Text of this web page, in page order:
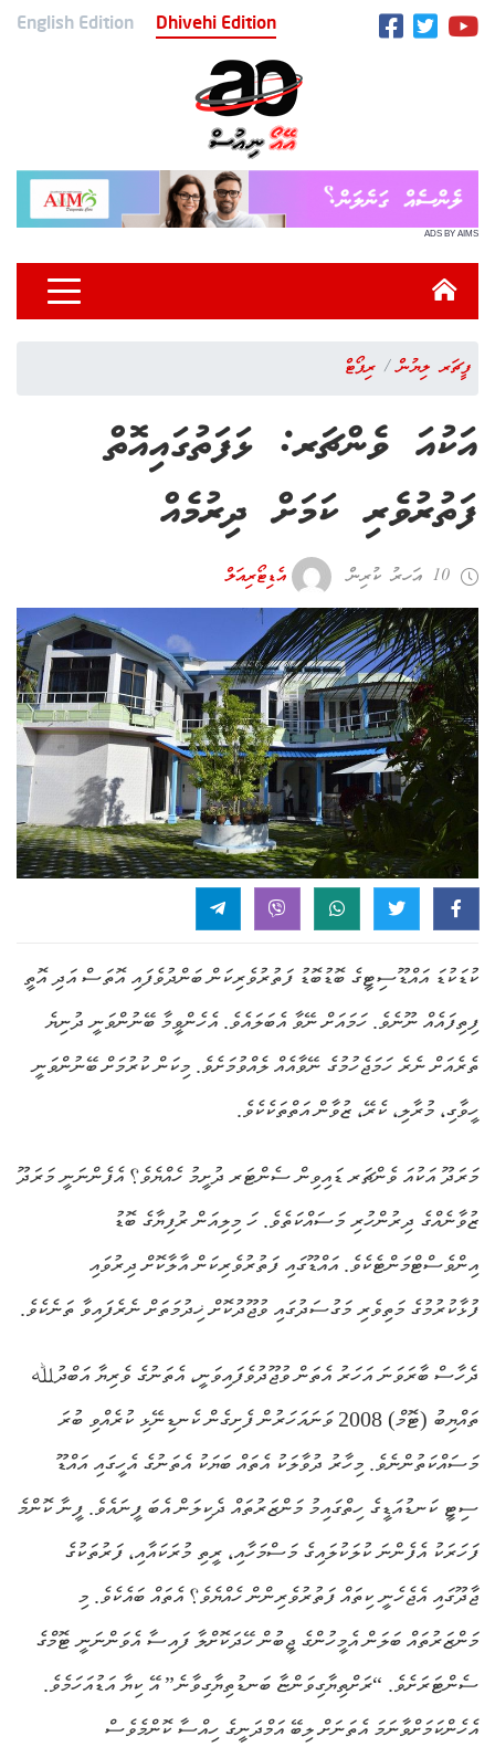
English Edition Dhivehi Edition
ADS BY AIMS
ފީޗަރ ލިޔުން ރިޕޯޓް
އަކުއަ ވެންޗަރ: ޅަފަތުގައިއޮތް
ފަތުރުވެރި ކަމަށް ދިރުމެއް
10 އަހރު ކުރިން އެޑިޓޯރިއަލް
ކުޑަކުޑަ އައްޑޫސިޓީގެ ބޮޑުބޮޑު ފަތުރުވެރިކަން ބަންދުވެފައި އޮތަސް އަދި އޮތީ
ފިތިފައެއް ނޫނެވެ. ހަމައަށް ނޭވާ އެބަލައެވެ. އެހެންވީމާ ބޭނުންވަނީ ދުނިޔެ
ތެރެއަށް ނެރެ ހަމަޖެހުމުގެ ނޭވާއެއް ލެއްވުމަށެވެ. މިކަން ކުރުމަށް ބޭނުންވަނީ
ހީވާގި، މުރާލި، ކެރޭ، ޒުވާން އަތްތަކެކެވެ.
މަރަދޫ އަކުއަ ވެންޗަރ ޑައިވިން ސެންޓަރ ދުށީމު ހެއްޔެވެ؟ އެފެންނަނީ މަރަދޫ
ޒުވާނެއްގެ ދިރުންހުރި މަސައްކަތެވެ. ހަ މިލިއަން ރުފިޔާގެ ބޮޑު
އިންވެސްޓްމަންޓެކެވެ. އައްޑޫގައި ފަތުރުވެރިކަން އާލާކޮށް ދިރުވައި
ފުޅާކުރުމުގެ މަތިވެރި މަގުސަދުގައި ވުޖޫދުކޮށް ޚިދުމަތަށް ނެރެފައިވާ ތަނެކެވެ.
ދެހާސް ބާރަވަނަ އަހަރު އެތަން ވުޖޫދުވެފައިވަނީ، އެތަނުގެ ވެރިޔާ އަބްދުﷲ
ތައްޔިބު (ޓޮމް) 2008 ވަނައަހަރުން ފެށިގެން ކެނޑިނޭޅި ކުރެއްވި ބުރަ
މަސައްކަތުންނެވެ. މިހާރު ދުވާލަކު އެތައް ބަޔަކު އެތަނުގެ އެހީގައި އައްޑޫ
ސިޓީ ކަނޑުއަޑީގެ ހިތްގައިމު މަންޒަރުތައް ދެކިލަން އެބަ ފީނައެވެ. ފީނާ ކޮންމެ
ފަހަރަކު އެފެންނަ ކުލަކުލައިގެ މަސްމަހާއި، ރީތި މުރަކައާއި، ފަރުތަކުގެ
ޖާދޫގައި އެޖެހެނީ ކިތައް ފަތުރުވެރިންން ހެއްޔެވެ؟ އެތައް ބައެކެވެ. މި
މަންޒަރުތައް ބަލަން އެމީހުންގެ ޖީބުން ހޭދަކޮށްލާ ފައިސާ އެވަންނަނީ ޓޮމްގެ
ސެންޓަރަށެވެ. “ރަށްތިޔާގިވަންޏާ ބަނޑުތިޔާގިވާނެ” އޭ ކިޔާ އަޑުއަހަމެވެ.
އެހެންކަމަށްވާނަމަ އެތަނަށް ލިބޭ އަމްދަނީގެ ހިއްސާ ކޮންމެވެސް